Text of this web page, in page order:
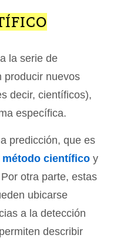
a la serie de
producir nuevos
decir, científicos),
específica.
predicción, que es
método científico y
otra parte, estas
ubicarse
a la detección
describir